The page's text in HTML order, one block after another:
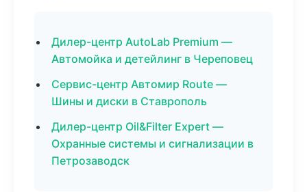
Дилер-центр AutoLab Premium —
Автомойка и детейлинг в Череповец
Сервис-центр Автомир Route —
Шины и диски в Ставрополь
Дилер-центр Oil&Filter Expert —
Охранные системы и сигнализации в
Петрозаводск